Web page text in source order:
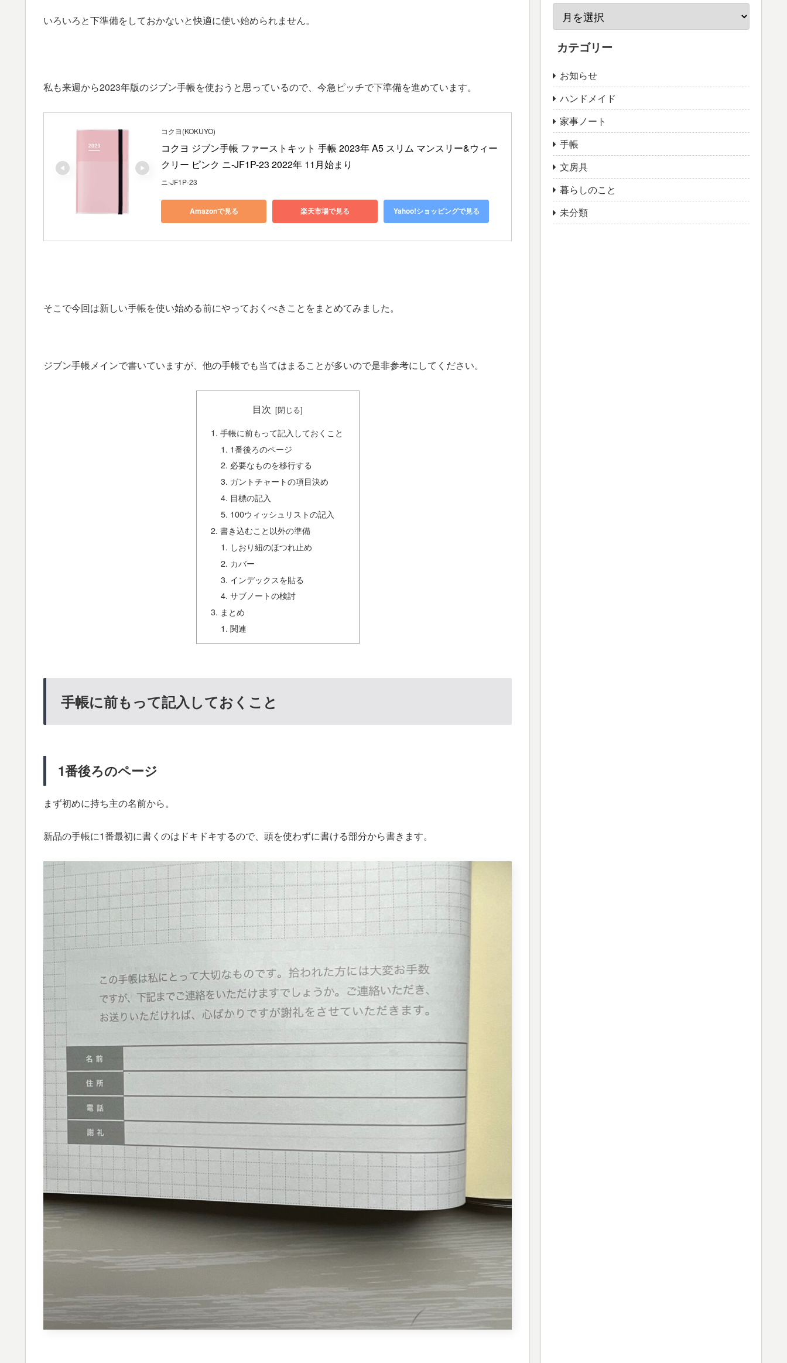
いろいろと下準備をしておかないと快適に使い始められません。
私も来週から2023年版のジブン手帳を使おうと思っているので、今急ピッチで下準備を進めています。
コクヨ(KOKUYO)
コクヨ ジブン手帳 ファーストキット 手帳 2023年 A5 スリム マンスリー&ウィー
クリー ピンク ニ-JF1P-23 2022年 11月始まり
ニ-JF1P-23
Amazonで見る 楽天市場で見る Yahoo!ショッピングで見る
そこで今回は新しい手帳を使い始める前にやっておくべきことをまとめてみました。
ジブン手帳メインで書いていますが、他の手帳でも当てはまることが多いので是非参考にしてください。
目次
手帳に前もって記入しておくこと
1番後ろのページ
必要なものを移行する
ガントチャートの項目決め
目標の記入
100ウィッシュリストの記入
書き込むこと以外の準備
しおり紐のほつれ止め
カバー
インデックスを貼る
サブノートの検討
まとめ
関連
手帳に前もって記入しておくこと
1番後ろのページ
まず初めに持ち主の名前から。
新品の手帳に1番最初に書くのはドキドキするので、頭を使わずに書ける部分から書きます。
カテゴリー
お知らせ
ハンドメイド
家事ノート
手帳
文房具
暮らしのこと
未分類